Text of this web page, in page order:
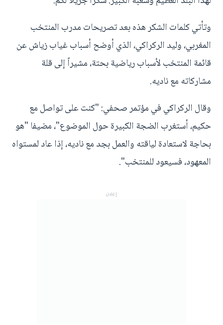
وتأتي كلمات الشكر هذه بعد تصريحات مدرب المنتخب
المغربي، وليد الركراكي، الذي أوضح أسباب غياب زياش عن
قائمة المنتخب لأسباب رياضية بحتة، مشيراً إلى قلة
مشاركاته مع ناديه.
وقال الركراكي في مؤتمر صحفي: "كنت على تواصل مع
حكيم، أستغرب الضجة الكبيرة حول الموضوع"، مضيفا "هو
بحاجة لاستعادة لياقته والعمل بجد مع ناديه، إذا عاد لمستواه
المعهود، فسيعود للمنتخب".
إعلان